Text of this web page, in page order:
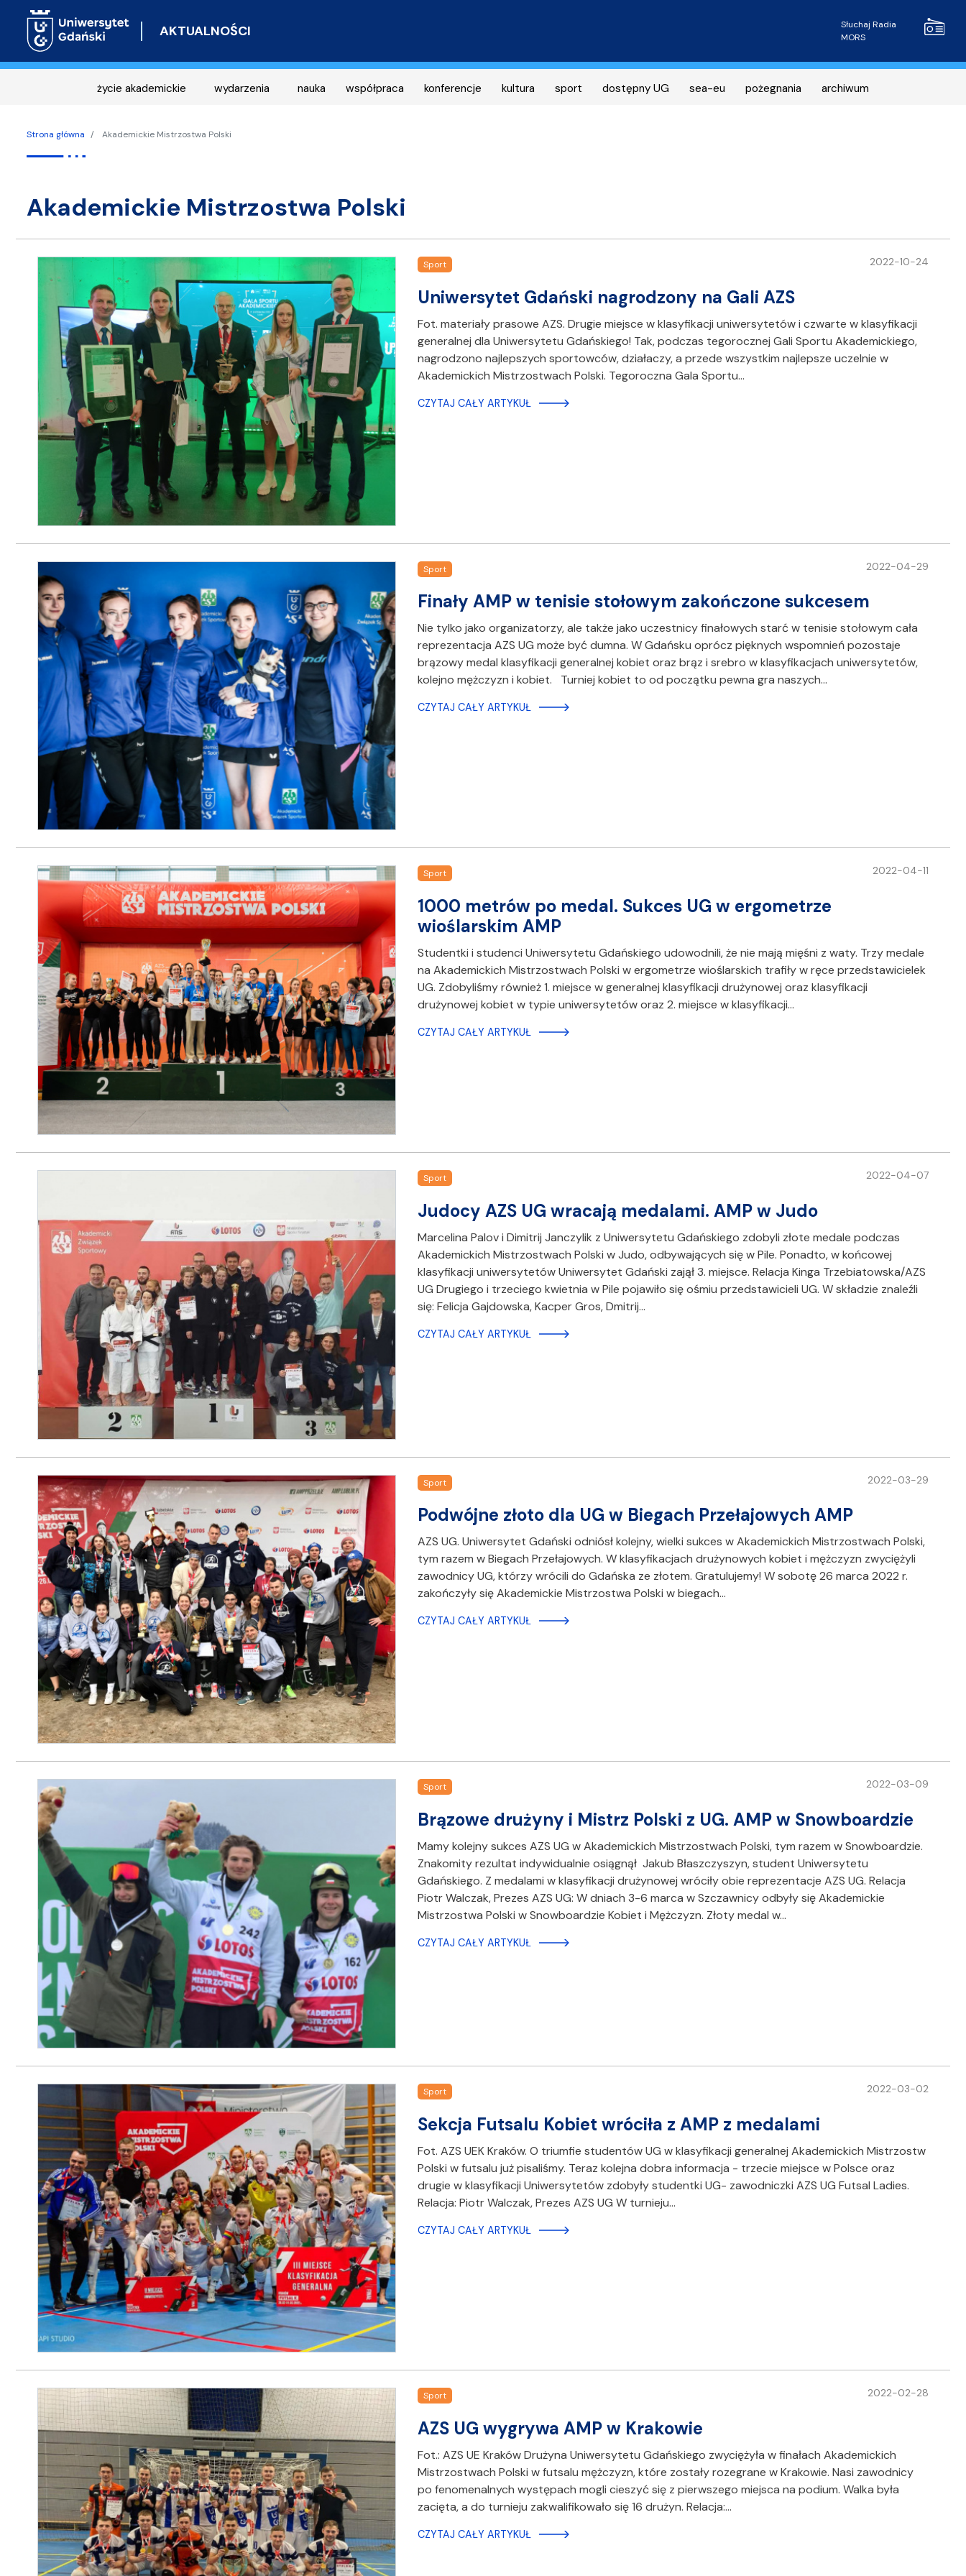
AKTUALNOŚCI Radio
Słuchaj Radia
MORS
życie akademickie wydarzenia nauka współpraca konferencje kultura sport dostępny UG sea-eu pożegnania archiwum
Strona główna Akademickie Mistrzostwa Polski
Akademickie Mistrzostwa Polski
Sport 2022-10-24
Uniwersytet Gdański nagrodzony na Gali AZS
Fot. materiały prasowe AZS. Drugie miejsce w klasyfikacji uniwersytetów i czwarte w klasyfikacji
generalnej dla Uniwersytetu Gdańskiego! Tak, podczas tegorocznej Gali Sportu Akademickiego,
nagrodzono najlepszych sportowców, działaczy, a przede wszystkim najlepsze uczelnie w
Akademickich Mistrzostwach Polski. Tegoroczna Gala Sportu…
CZYTAJ CAŁY ARTYKUŁ
Sport 2022-04-29
Finały AMP w tenisie stołowym zakończone sukcesem
Nie tylko jako organizatorzy, ale także jako uczestnicy finałowych starć w tenisie stołowym cała
reprezentacja AZS UG może być dumna. W Gdańsku oprócz pięknych wspomnień pozostaje
brązowy medal klasyfikacji generalnej kobiet oraz brąz i srebro w klasyfikacjach uniwersytetów,
kolejno mężczyzn i kobiet. Turniej kobiet to od początku pewna gra naszych…
CZYTAJ CAŁY ARTYKUŁ
Sport 2022-04-11
1000 metrów po medal. Sukces UG w ergometrze
wioślarskim AMP
Studentki i studenci Uniwersytetu Gdańskiego udowodnili, że nie mają mięśni z waty. Trzy medale
na Akademickich Mistrzostwach Polski w ergometrze wioślarskich trafiły w ręce przedstawicielek
UG. Zdobyliśmy również 1. miejsce w generalnej klasyfikacji drużynowej oraz klasyfikacji
drużynowej kobiet w typie uniwersytetów oraz 2. miejsce w klasyfikacji…
CZYTAJ CAŁY ARTYKUŁ
Sport 2022-04-07
Judocy AZS UG wracają medalami. AMP w Judo
Marcelina Palov i Dimitrij Janczylik z Uniwersytetu Gdańskiego zdobyli złote medale podczas
Akademickich Mistrzostwach Polski w Judo, odbywających się w Pile. Ponadto, w końcowej
klasyfikacji uniwersytetów Uniwersytet Gdański zajął 3. miejsce. Relacja Kinga Trzebiatowska/AZS
UG Drugiego i trzeciego kwietnia w Pile pojawiło się ośmiu przedstawicieli UG. W składzie znaleźli
się: Felicja Gajdowska, Kacper Gros, Dmitrij…
CZYTAJ CAŁY ARTYKUŁ
Sport 2022-03-29
Podwójne złoto dla UG w Biegach Przełajowych AMP
AZS UG. Uniwersytet Gdański odniósł kolejny, wielki sukces w Akademickich Mistrzostwach Polski,
tym razem w Biegach Przełajowych. W klasyfikacjach drużynowych kobiet i mężczyzn zwyciężyli
zawodnicy UG, którzy wrócili do Gdańska ze złotem. Gratulujemy! W sobotę 26 marca 2022 r.
zakończyły się Akademickie Mistrzostwa Polski w biegach…
CZYTAJ CAŁY ARTYKUŁ
Sport 2022-03-09
Brązowe drużyny i Mistrz Polski z UG. AMP w Snowboardzie
Mamy kolejny sukces AZS UG w Akademickich Mistrzostwach Polski, tym razem w Snowboardzie.
Znakomity rezultat indywidualnie osiągnął Jakub Błaszczyszyn, student Uniwersytetu
Gdańskiego. Z medalami w klasyfikacji drużynowej wróciły obie reprezentacje AZS UG. Relacja
Piotr Walczak, Prezes AZS UG: W dniach 3-6 marca w Szczawnicy odbyły się Akademickie
Mistrzostwa Polski w Snowboardzie Kobiet i Mężczyzn. Złoty medal w…
CZYTAJ CAŁY ARTYKUŁ
Sport 2022-03-02
Sekcja Futsalu Kobiet wróciła z AMP z medalami
Fot. AZS UEK Kraków. O triumfie studentów UG w klasyfikacji generalnej Akademickich Mistrzostw
Polski w futsalu już pisaliśmy. Teraz kolejna dobra informacja - trzecie miejsce w Polsce oraz
drugie w klasyfikacji Uniwersytetów zdobyły studentki UG- zawodniczki AZS UG Futsal Ladies.
Relacja: Piotr Walczak, Prezes AZS UG W turnieju…
CZYTAJ CAŁY ARTYKUŁ
Sport 2022-02-28
AZS UG wygrywa AMP w Krakowie
Fot.: AZS UE Kraków Drużyna Uniwersytetu Gdańskiego zwyciężyła w finałach Akademickich
Mistrzostwach Polski w futsalu mężczyzn, które zostały rozegrane w Krakowie. Nasi zawodnicy
po fenomenalnych występach mogli cieszyć się z pierwszego miejsca na podium. Walka była
zacięta, a do turnieju zakwalifikowało się 16 drużyn. Relacja:…
CZYTAJ CAŁY ARTYKUŁ